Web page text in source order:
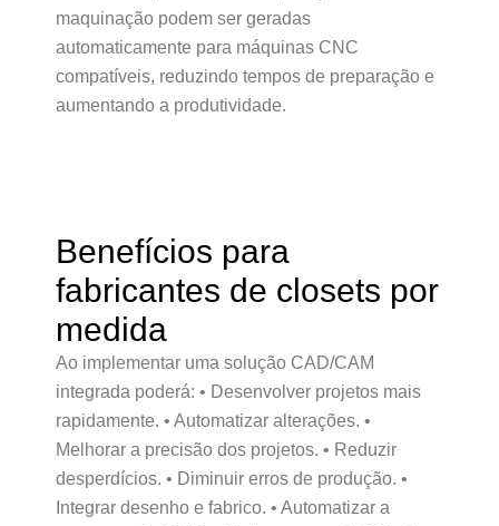
maquinação podem ser geradas
automaticamente para máquinas CNC
compatíveis, reduzindo tempos de preparação e
aumentando a produtividade.
Benefícios para
fabricantes de closets por
medida
Ao implementar uma solução CAD/CAM
integrada poderá: • Desenvolver projetos mais
rapidamente. • Automatizar alterações. •
Melhorar a precisão dos projetos. • Reduzir
desperdícios. • Diminuir erros de produção. •
Integrar desenho e fabrico. • Automatizar a